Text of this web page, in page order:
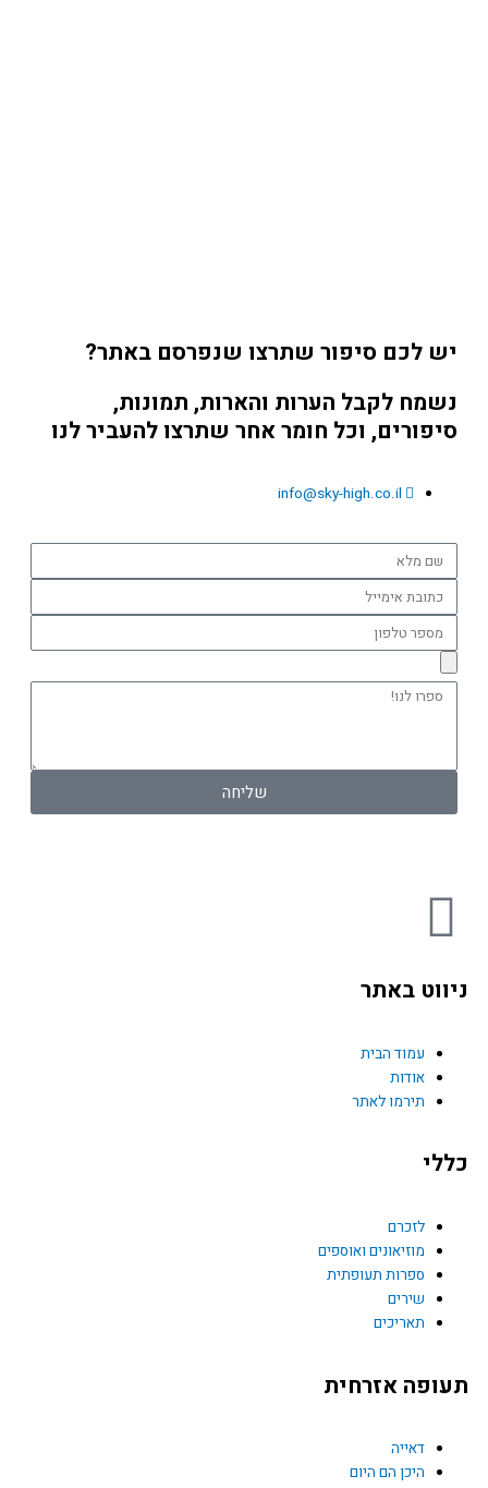
יש לכם סיפור שתרצו שנפרסם באתר?
נשמח לקבל הערות והארות, תמונות,
סיפורים, וכל חומר אחר שתרצו להעביר לנו
info@sky-high.co.il
שם
מלא
כתובת
אימייל
מספר
טלפון
ספרו
שליחה
F
a
c
e
b
o
o
k
ניווט באתר
עמוד הבית
אודות
תירמו לאתר
כללי
לזכרם
מוזיאונים ואוספים
ספרות תעופתית
שירים
תאריכים
תעופה אזרחית
דאייה
היכן הם היום